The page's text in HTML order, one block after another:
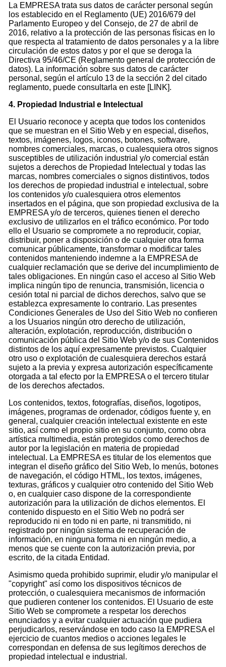
La EMPRESA trata sus datos de carácter personal según
los establecido en el Reglamento (UE) 2016/679 del
Parlamento Europeo y del Consejo, de 27 de abril de
2016, relativo a la protección de las personas físicas en lo
que respecta al tratamiento de datos personales y a la libre
circulación de estos datos y por el que se deroga la
Directiva 95/46/CE (Reglamento general de protección de
datos). La información sobre sus datos de carácter
personal, según el artículo 13 de la sección 2 del citado
reglamento, puede consultarla en este [LINK].
4. Propiedad Industrial e Intelectual
El Usuario reconoce y acepta que todos los contenidos
que se muestran en el Sitio Web y en especial, diseños,
textos, imágenes, logos, iconos, botones, software,
nombres comerciales, marcas, o cualesquiera otros signos
susceptibles de utilización industrial y/o comercial están
sujetos a derechos de Propiedad Intelectual y todas las
marcas, nombres comerciales o signos distintivos, todos
los derechos de propiedad industrial e intelectual, sobre
los contenidos y/o cualesquiera otros elementos
insertados en el página, que son propiedad exclusiva de la
EMPRESA y/o de terceros, quienes tienen el derecho
exclusivo de utilizarlos en el tráfico económico. Por todo
ello el Usuario se compromete a no reproducir, copiar,
distribuir, poner a disposición o de cualquier otra forma
comunicar públicamente, transformar o modificar tales
contenidos manteniendo indemne a la EMPRESA de
cualquier reclamación que se derive del incumplimiento de
tales obligaciones. En ningún caso el acceso al Sitio Web
implica ningún tipo de renuncia, transmisión, licencia o
cesión total ni parcial de dichos derechos, salvo que se
establezca expresamente lo contrario. Las presentes
Condiciones Generales de Uso del Sitio Web no confieren
a los Usuarios ningún otro derecho de utilización,
alteración, explotación, reproducción, distribución o
comunicación pública del Sitio Web y/o de sus Contenidos
distintos de los aquí expresamente previstos. Cualquier
otro uso o explotación de cualesquiera derechos estará
sujeto a la previa y expresa autorización específicamente
otorgada a tal efecto por la EMPRESA o el tercero titular
de los derechos afectados.
Los contenidos, textos, fotografías, diseños, logotipos,
imágenes, programas de ordenador, códigos fuente y, en
general, cualquier creación intelectual existente en este
sitio, así como el propio sitio en su conjunto, como obra
artística multimedia, están protegidos como derechos de
autor por la legislación en materia de propiedad
intelectual. La EMPRESA es titular de los elementos que
integran el diseño gráfico del Sitio Web, lo menús, botones
de navegación, el código HTML, los textos, imágenes,
texturas, gráficos y cualquier otro contenido del Sitio Web
o, en cualquier caso dispone de la correspondiente
autorización para la utilización de dichos elementos. El
contenido dispuesto en el Sitio Web no podrá ser
reproducido ni en todo ni en parte, ni transmitido, ni
registrado por ningún sistema de recuperación de
información, en ninguna forma ni en ningún medio, a
menos que se cuente con la autorización previa, por
escrito, de la citada Entidad.
Asimismo queda prohibido suprimir, eludir y/o manipular el
"copyright" así como los dispositivos técnicos de
protección, o cualesquiera mecanismos de información
que pudieren contener los contenidos. El Usuario de este
Sitio Web se compromete a respetar los derechos
enunciados y a evitar cualquier actuación que pudiera
perjudicarlos, reservándose en todo caso la EMPRESA el
ejercicio de cuantos medios o acciones legales le
correspondan en defensa de sus legítimos derechos de
propiedad intelectual e industrial.